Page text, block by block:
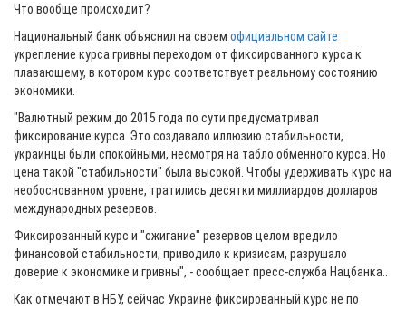
Что вообще происходит?
Национальный банк объяснил на своем официальном сайте
укрепление курса гривны переходом от фиксированного курса к
плавающему, в котором курс соответствует реальному состоянию
экономики.
"Валютный режим до 2015 года по сути предусматривал
фиксирование курса. Это создавало иллюзию стабильности,
украинцы были спокойными, несмотря на табло обменного курса. Но
цена такой "стабильности" была высокой. Чтобы удерживать курс на
необоснованном уровне, тратились десятки миллиардов долларов
международных резервов.
Фиксированный курс и "сжигание" резервов целом вредило
финансовой стабильности, приводило к кризисам, разрушало
доверие к экономике и гривны", - сообщает пресс-служба Нацбанка..
Как отмечают в НБУ, сейчас Украине фиксированный курс не по